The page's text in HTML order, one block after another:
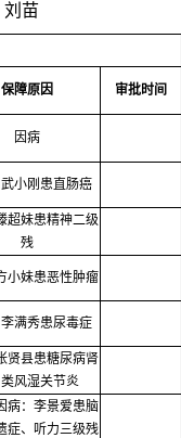
刘苗
保障原因 审批时间
因病
小刚患直肠癌
超妹患精神二级
残
小妹患恶性肿瘤
满秀患尿毒症
贤县患糖尿病肾
风湿关节炎
病：李景爱患脑
症、听力三级残